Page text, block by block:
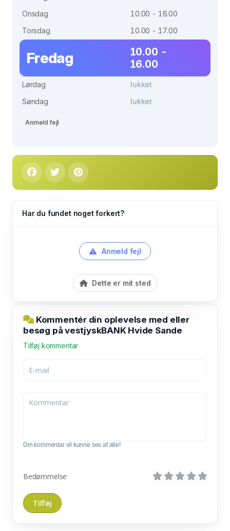
Onsdag
10.00 - 16.00
Torsdag
10.00 - 17.00
Fredag
10.00 -
16.00
Lørdag
lukket
Søndag
lukket
Anmeld fejl
Har du fundet noget forkert?
Anmeld fejl
Dette er mit sted
Kommentér din oplevelse med eller
besøg på vestjyskBANK Hvide Sande
Tilføj kommentar
Din kommentar vil kunne ses af alle!
Bedømmelse